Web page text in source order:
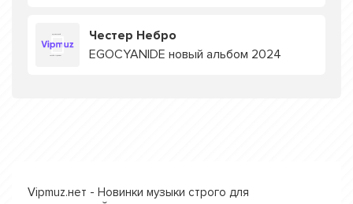
Честер Небро
EGOCYANIDE новый альбом 2024
Vipmuz.нет - Новинки музыки строго для